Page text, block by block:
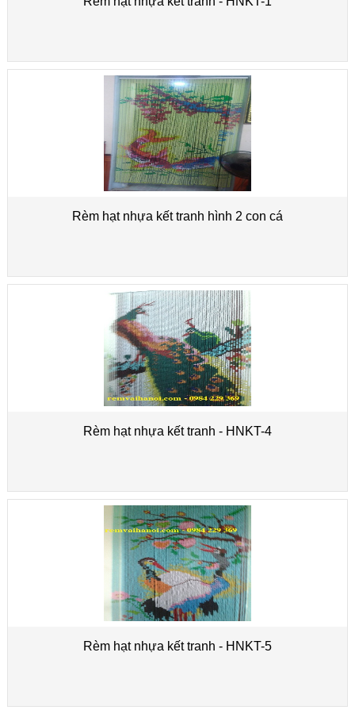
Rèm hạt nhựa kết tranh hình 2 con cá
Rèm hạt nhựa kết tranh - HNKT-4
Rèm hạt nhựa kết tranh - HNKT-5